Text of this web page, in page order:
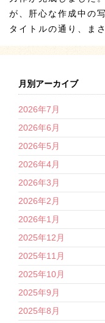
が、肝心な作成中の
タイトルの通り、ま
月別アーカイブ
2026年7月
2026年6月
2026年5月
2026年4月
2026年3月
2026年2月
2026年1月
2025年12月
2025年11月
2025年10月
2025年9月
2025年8月